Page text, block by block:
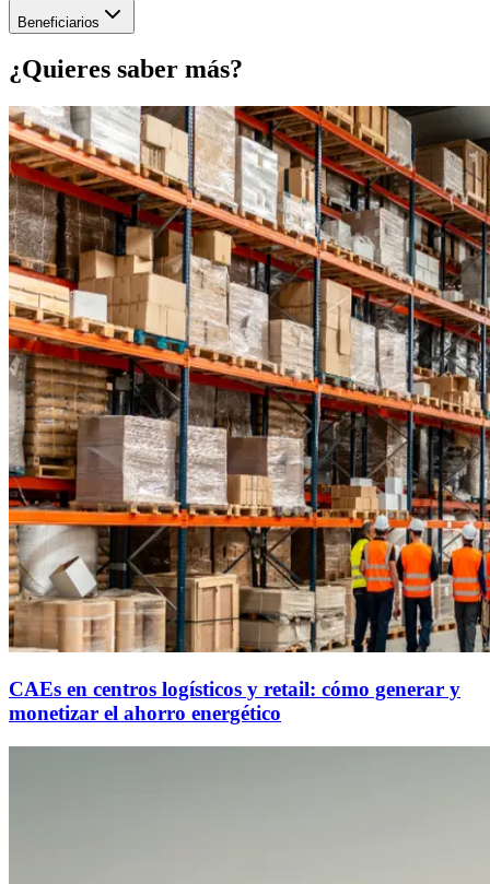
Beneficiarios
¿Quieres saber más?
CAEs en centros logísticos y retail: cómo generar y
monetizar el ahorro energético